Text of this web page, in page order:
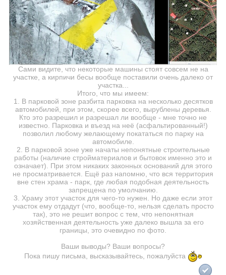
Сами видите, что некоторые машины стоят совсем не на
участке, а кирпичи бесы вообще поставили очень далеко от
участка...
Итого, что мы имеем:
1. В парковой зоне разбита парковка на несколько десятков
автомобилей, при этом, скорее всего, вырублены деревья.
Кто это разрешил и разрешал ли вообще - мне точно не
известно. Парковка и въезд на неё (асфальтированный!)
позволил любому желающему покататься по парку на
автомобиле.
2. В парковой зоне уже начаты непонятные строительные
работы (наличие стройматериалов и бытовок именно это и
означает). При этом никаких законных оснований для этого
не просматривается. Ещё раз напомню, что вся территория
вне стен храма - парк, где любая подобная деятельность
запрещена по умолчанию.
3. Храму этот участок для чего-то нужен. Но даже если этот
участок ему отдадут (что, вообще-то, нельзя сделать просто
так), это не решит вопрос с тем, что непонятная
хозяйственная деятельность уже далеко вышла за его
границы, это очевидно по фото.
Ваши выводы? Ваши вопросы?
Пока пишу письма, высказывайтесь, пожалуйста